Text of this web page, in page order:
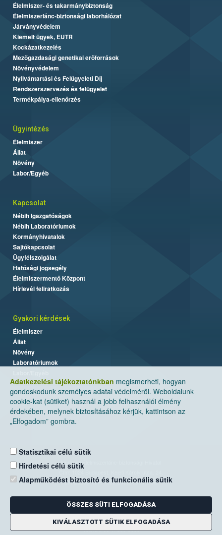
Adatkezelési tájékoztatónkban megismerheti, hogyan
gondoskodunk személyes adatai védelméről. Weboldalunk
cookie-kat (sütiket) használ a jobb felhasználói élmény
érdekében, melynek biztosításához kérjük, kattintson az
„Elfogadom” gombra.
Statisztikai célú sütik
Hirdetési célú sütik
Alapműködést biztosító és funkcionális sütik
ÖSSZES SÜTI ELFOGADÁSA
KIVÁLASZTOTT SÜTIK ELFOGADÁSA
Élelmiszer- és takarmánybiztonság
Élelmiszerlánc-biztonsági laborhálózat
Járványvédelem
Kiemelt ügyek, EUTR
Kockázatkezelés
Mezőgazdasági genetikai erőforrások
Növényvédelem
Nyilvántartási és Felügyeleti Díj
Rendszerszervezés és felügyelet
Termékpálya-ellenőrzés
Ügyintézés
Élelmiszer
Állat
Növény
Labor/Egyéb
Kapcsolat
Nébih Igazgatóságok
Nébih Laboratóriumok
Kormányhivatalok
Sajtókapcsolat
Ügyfélszolgálat
Hatósági jogsegély
Élelmiszermentő Központ
Hírlevél feliratkozás
Gyakori kérdések
Élelmiszer
Állat
Növény
Laboratóriumok
Nemzeti Élelmiszerlánc-biztonsági Hivatal
Levelezési cím: 1525 Budapest. Pf. 30.
E-mail:ugyfelszolgalat@nebih.gov.hu
Zöld szám: 06-80/263-244
Telefon: 06-1/ 336-9000